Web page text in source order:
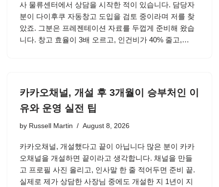
사 물류센터에서 상담을 시작한 적이 있습니다. 담당자
분이 다이후쿠 자동창고 도입을 검토 중이라며 저를 찾
았죠. 그분은 프레젠테이션 자료를 두껍게 준비해 왔습
니다. 창고 효율이 3배 오르고, 인건비가 40% 줄고,…
카카오채널, 개설 후 3개월이 승부처인 이
유와 운영 실전 팁
by Russell Martin August 8, 2026
카카오채널, 개설했다고 끝이 아닙니다 많은 분이 카카
오채널을 개설하면 끝이라고 생각합니다. 채널을 만들
고 프로필 사진 올리고, 인사말 한 줄 적어두면 준비 끝.
실제로 제가 상담한 사장님 중에도 개설한 지 1년이 지